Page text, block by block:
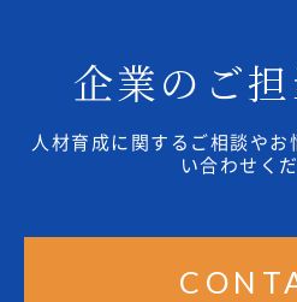
企業のご
人材育成に関するご相談やお
い合わせく